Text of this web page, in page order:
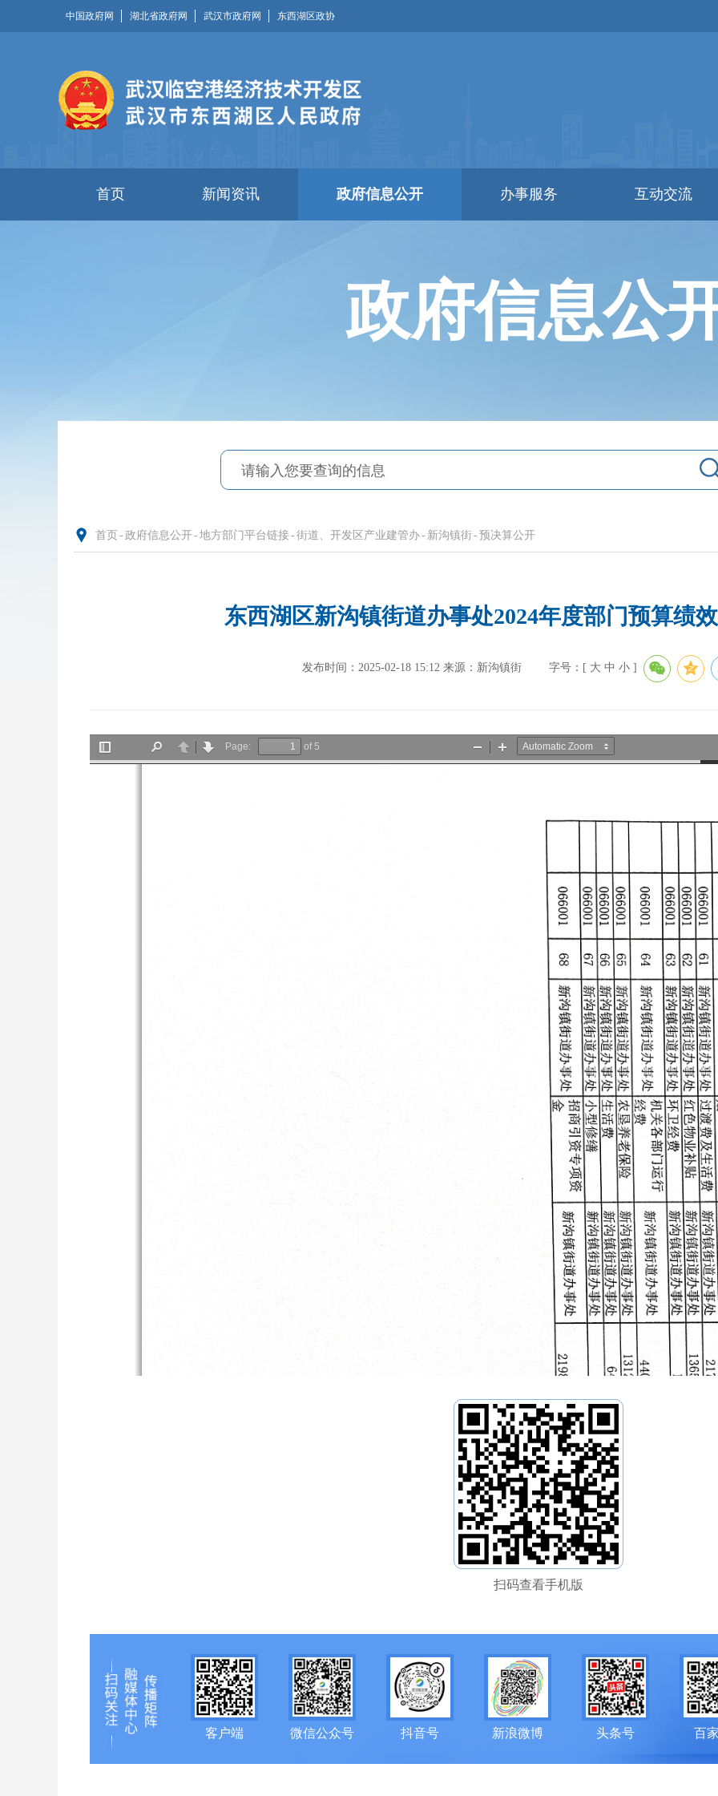
中国政府网 湖北省政府网 武汉市政府网 东西湖区政协
首页 新闻资讯 政府信息公开 办事服务 互动交流
政府信息公
首页 - 政府信息公开- 地方部门平台链接- 街道、开发区产业建管办- 新沟镇街- 预决算公开
东西湖区新沟镇街道办事处2024年度部门预算绩
发布时间：2025-02-18 15:12 来源：新沟镇街 字号：[ 大 中 小 ]
扫码查看手机版
客户端 微信公众号 抖音号 新浪微博 头条号 百